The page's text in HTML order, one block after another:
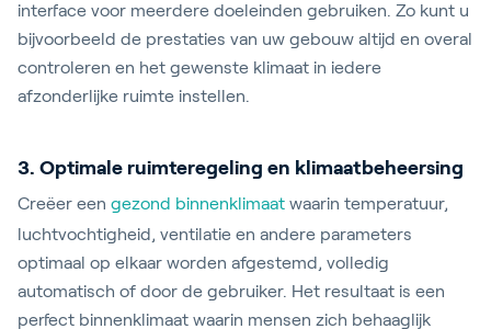
interface voor meerdere doeleinden gebruiken. Zo kunt u
bijvoorbeeld de prestaties van uw gebouw altijd en overal
controleren en het gewenste klimaat in iedere
afzonderlijke ruimte instellen.
3. Optimale ruimteregeling en klimaatbeheersing
Creëer een gezond binnenklimaat waarin temperatuur,
luchtvochtigheid, ventilatie en andere parameters
optimaal op elkaar worden afgestemd, volledig
automatisch of door de gebruiker. Het resultaat is een
perfect binnenklimaat waarin mensen zich behaaglijk